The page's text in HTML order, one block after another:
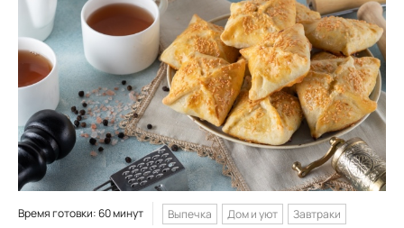
Время готовки: 60 минут Выпечка Дом и уют Завтраки